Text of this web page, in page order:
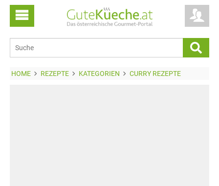
HOME REZEPTE KATEGORIEN CURRY REZEPTE